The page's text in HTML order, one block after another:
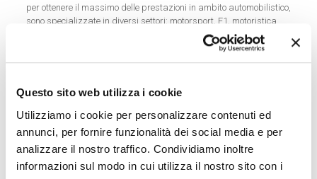
Questo sito web utilizza i cookie
Utilizziamo i cookie per personalizzare contenuti ed
annunci, per fornire funzionalità dei social media e per
analizzare il nostro traffico. Condividiamo inoltre
informazioni sul modo in cui utilizza il nostro sito con i
per ottenere il massimo delle prestazioni in ambito automobilistico,
sono specializzate in diversi settori: motorsport, F1, motoristica
automotive, ma anche packaging e meccanica avanzata e
promuovono la ricerca e lo sviluppo del settore aerospaziale
aeronautico. Tra esse Reglass, che utilizza laboratori specifici e
La fibra di carbonio e le tecnologie satellitari
L’impegno di Reglass in questo ambito le ha permesso di
consolidare, negli anni, collaborazioniad hoccon grandi imprese.
Tra gli incarichi di maggior importanza la sua partecipazione
alla missioneEsaper l’esplorazione delle Lune di Giove.